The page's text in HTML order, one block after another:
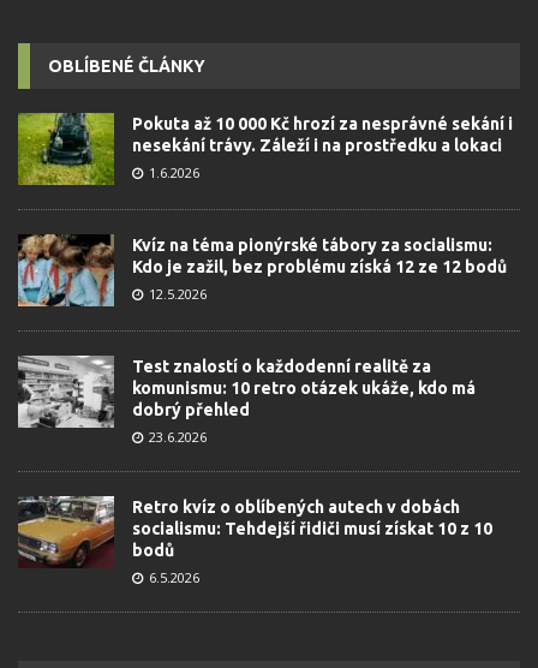
OBLÍBENÉ ČLÁNKY
Pokuta až 10 000 Kč hrozí za nesprávné sekání i
nesekání trávy. Záleží i na prostředku a lokaci
1.6.2026
Kvíz na téma pionýrské tábory za socialismu:
Kdo je zažil, bez problému získá 12 ze 12 bodů
12.5.2026
Test znalostí o každodenní realitě za
komunismu: 10 retro otázek ukáže, kdo má
dobrý přehled
23.6.2026
Retro kvíz o oblíbených autech v dobách
socialismu: Tehdejší řidiči musí získat 10 z 10
bodů
6.5.2026